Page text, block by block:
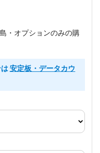
・オプションのみの購
安定板・データカウ